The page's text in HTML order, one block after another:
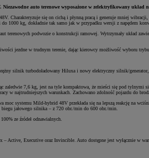
auto terenowe wyposażone w zelektryfikowany
się on cichą i płynną pracą i generuje mniej
1000 kg, dokładnie tak samo jak w przypadku wersji z napędem
podwozie o konstrukcji ramowej. Wytrzymały układ
jezdne w trudnym terenie, dając kierowcy możliwość wyboru
silnik turbodoładowany Hiluxa i nowy elektryczny silnik/
zaledwie 7,6 kg, jest na tyle kompaktowa, że mieści się pod
w najtrudniejszych warunkach. Zachowano zdolność pojazdu do
systemu Mild-hybrid 48V przekłada się na lepszą reakcję na
jałowego silnika – z 720 obr./min do 600 obr./min.
ze źródeł odnawialnych.
Executive oraz Invincible. Auto dostępne jest wyłącznie w